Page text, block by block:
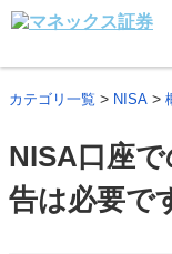
カテゴリ一覧 > NISA >
NISA口座
告は必要で